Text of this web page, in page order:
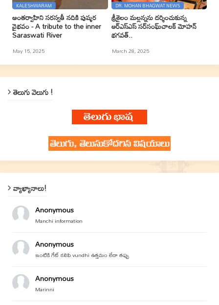
KALESHWARAM
అంతర్వాహిని సరస్వతీ నదికి పుష్కర
వైభవం - A tribute to the inner
Saraswati River
May 15, 2025
DR. MOHAN BHAGWAT NEWS
శ్రీశైలం మల్లన్నను దర్శించుకున్న
ఆర్ఎస్ఎస్ సర్‌సంఘ్‌చాలక్ మోహన్
భగవత్..
March 28, 2025
తెలుగు వెలుగు !
వ్యాఖ్యానాలు!
Anonymous
Manchi information
Anonymous
ఇంటికి గేట్ కలిపి vundhi ఉత్తమం లేదా తప్పు
Anonymous
Marinni